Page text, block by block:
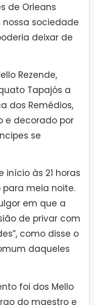
de Orleans
sociedade
deixar de
Rezende,
Tapajós a
dos Remédios,
e decorado por
se
início às 21 horas
meia noite.
em que a
de privar com
como disse o
daqueles
foi dos Mello
do maestro e